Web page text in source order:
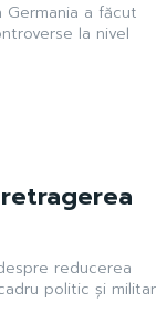
Germania a făcut
la nivel
reducerea
politic și militar